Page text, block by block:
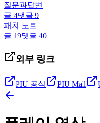
질문과답변
글 4댓글 9
패치 노트
글 19댓글 40
외부 링크
PIU 공식 PIU Mall